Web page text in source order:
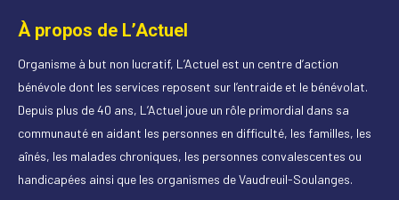
À propos de L’Actuel
Organisme à but non lucratif, L’Actuel est un centre d’action
bénévole dont les services reposent sur l’entraide et le bénévolat.
Depuis plus de 40 ans, L’Actuel joue un rôle primordial dans sa
communauté en aidant les personnes en difficulté, les familles, les
aînés, les malades chroniques, les personnes convalescentes ou
handicapées ainsi que les organismes de Vaudreuil-Soulanges.